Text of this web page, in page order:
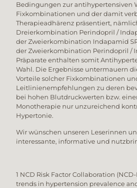
Bedingungen zur antihypertensiven
Fixkombinationen und der damit
Therapieadhärenz präsentiert,
Dreierkombination Perindopril /
der Zweierkombination Indapamid
der Zweierkombination Perindopril /
Präparate enthalten somit
Wahl. Die Ergebnisse untermauern
Vorteile solcher Fixkombinationen
Leitlinienempfehlungen zu deren
bei hohen Blutdruckwerten bzw.
Monotherapie nur unzureichend
Hypertonie.
Wir wünschen unseren Leserinnen
interessante, informative und
1 NCD Risk Factor Collaboration
trends in hypertension prevalence